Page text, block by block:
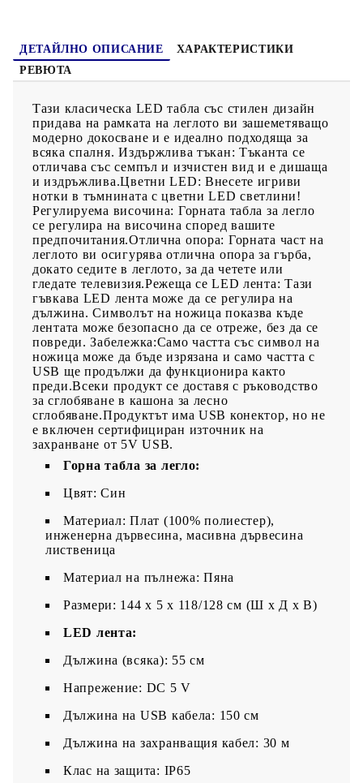
ДЕТАЙЛНО ОПИСАНИЕ
ХАРАКТЕРИСТИКИ
РЕВЮТА
Тази класическа LED табла със стилен дизайн
придава на рамката на леглото ви зашеметяващо
модерно докосване и е идеално подходяща за
всяка спалня. Издържлива тъкан: Тъканта се
отличава със семпъл и изчистен вид и е дишаща
и издръжлива.Цветни LED: Внесете игриви
нотки в тъмнината с цветни LED светлини!
Регулируема височина: Горната табла за легло
се регулира на височина според вашите
предпочитания.Отлична опора: Горната част на
леглото ви осигурява отлична опора за гърба,
докато седите в леглото, за да четете или
гледате телевизия.Режеща се LED лента: Тази
гъвкава LED лента може да се регулира на
дължина. Символът на ножица показва къде
лентата може безопасно да се отреже, без да се
повреди. Забележка:Само частта със символ на
ножица може да бъде изрязана и само частта с
USB ще продължи да функционира както
преди.Всеки продукт се доставя с ръководство
за сглобяване в кашона за лесно
сглобяване.Продуктът има USB конектор, но не
е включен сертифициран източник на
захранване от 5V USB.
Горна табла за легло:
Цвят: Син
Материал: Плат (100% полиестер),
инженерна дървесина, масивна дървесина
лиственица
Материал на пълнежа: Пяна
Pазмери: 144 x 5 x 118/128 см (Ш x Д x В)
LED лента:
Дължина (всяка): 55 см
Напрежение: DC 5 V
Дължина на USB кабела: 150 см
Дължина на захранващия кабел: 30 м
Клас на защита: IP65